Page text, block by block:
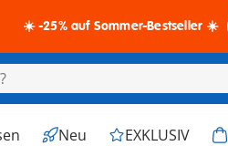
☀️ -25% auf Sommer-Bestseller ☀️
Neu EXKLUSIV